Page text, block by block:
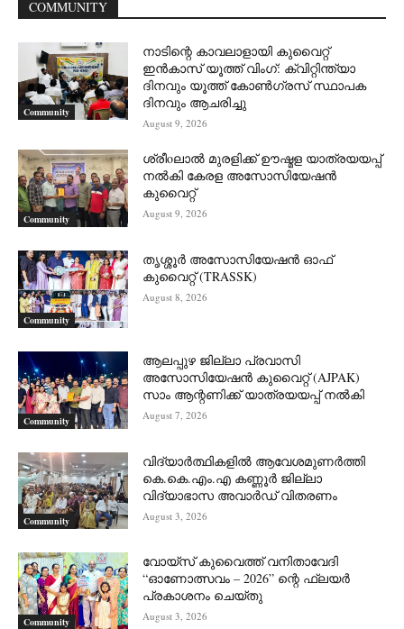
COMMUNITY
Community
നാടിന്റെ കാവലാളായി കുവൈറ്റ്
ഇൻകാസ് യൂത്ത് വിംഗ്: ക്വിറ്റിന്ത്യാ
ദിനവും യൂത്ത് കോൺഗ്രസ് സ്ഥാപക
ദിനവും ആചരിച്ചു
August 9, 2026
Community
ശ്രീoലാൽ മുരളിക്ക് ഊഷ്മള യാത്രയയപ്പ്
നൽകി കേരള അസോസിയേഷൻ
കുവൈറ്റ്
August 9, 2026
Community
തൃശ്ശൂർ അസോസിയേഷൻ ഓഫ്
കുവൈറ്റ്‌ (TRASSK)
August 8, 2026
Community
ആലപ്പുഴ ജില്ലാ പ്രവാസി
അസോസിയേഷൻ കുവൈറ്റ് (AJPAK)
സാം ആന്റണിക്ക് യാത്രയയപ്പ് നൽകി
August 7, 2026
Community
വിദ്യാർത്ഥികളിൽ ആവേശമുണർത്തി
കെ.കെ.എം.എ കണ്ണൂർ ജില്ലാ
വിദ്യാഭാസ അവാർഡ് വിതരണം
August 3, 2026
Community
വോയ്സ് കുവൈത്ത് വനിതാവേദി
“ഓണോത്സവം – 2026” ന്റെ ഫ്ലയർ
പ്രകാശനം ചെയ്തു
August 3, 2026